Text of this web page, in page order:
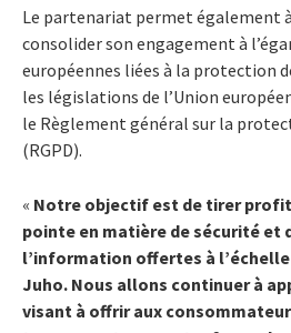
Le partenariat permet également
consolider son engagement à
européennes liées à la protection
les législations de l’Union
le Règlement général sur la
(RGPD).
« Notre objectif est de tirer
pointe en matière de sécurité et
l’information offertes à
Juho. Nous allons continuer à
visant à offrir aux